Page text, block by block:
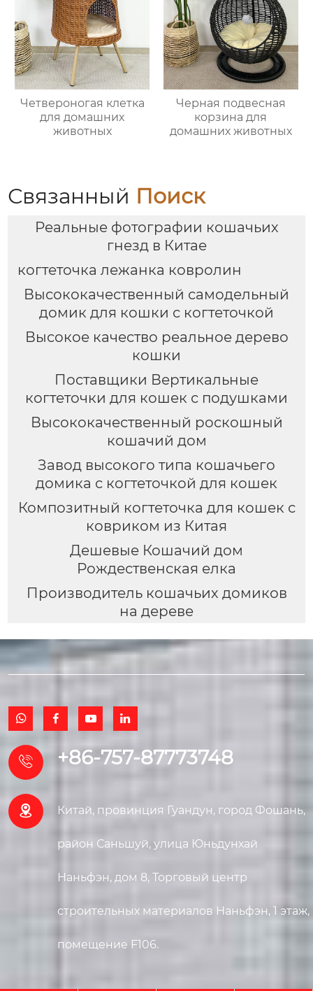
Четвероногая клетка
для домашних
животных
Черная подвесная
корзина для
домашних животных
Связанный Поиск
Реальные фотографии кошачьих
гнезд в Китае
когтеточка лежанка ковролин
Высококачественный самодельный
домик для кошки с когтеточкой
Высокое качество реальное дерево
кошки
Поставщики Вертикальные
когтеточки для кошек с подушками
Высококачественный роскошный
кошачий дом
Завод высокого типа кошачьего
домика с когтеточкой для кошек
Композитный когтеточка для кошек с
ковриком из Китая
Дешевые Кошачий дом
Рождественская елка
Производитель кошачьих домиков
на дереве
   
 +86-757-87773748
 Китай, провинция Гуандун, город Фошань,
район Саньшуй, улица Юньдунхай
Наньфэн, дом 8, Торговый центр
строительных материалов Наньфэн, 1 этаж,
помещение F106.